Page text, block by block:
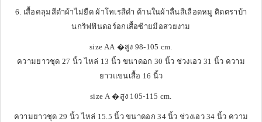
6. เสื้อคลุมสีดำผ้าไม่ยืด ผ้าโทเรสีดำ ด้านในผ้าลื่นสีเลือดหมู ติดตราบ้า
นกริฟฟินดอร์อกเสื้อซ้ายมือสวยงาม
size AA �สูง 98-105 cm.
ความยาวชุด 27 นิ้ว ไหล่ 13 นิ้ว ขนาดอก 30 นิ้ว ช่วงเอว 31 นิ้ว ความ
ยาวแขนเสื้อ 16 นิ้ว
size A �สูง 105-115 cm.
ความยาวชุด 29 นิ้ว ไหล่ 15.5 นิ้ว ขนาดอก 34 นิ้ว ช่วงเอว 34 นิ้ว ความ